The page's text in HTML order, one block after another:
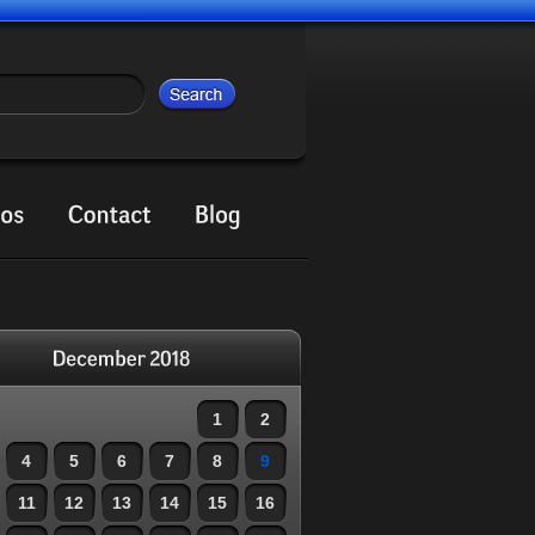
1 2
4 5 6 7 8 9
11 12 13 14 15 16